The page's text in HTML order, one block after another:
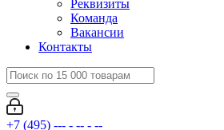
Реквизиты
Команда
Вакансии
Контакты
+7 (495) --- - -- - --